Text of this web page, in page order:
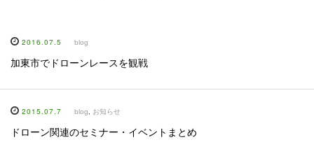
2016.07.5 blog
加東市でドローンレースを観戦
2015.07.7 blog お知らせ
ドローン関連のセミナー・イベントまとめ